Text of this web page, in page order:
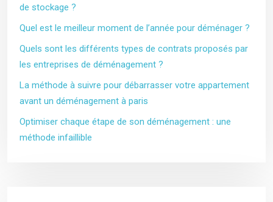
de stockage ?
Quel est le meilleur moment de l’année pour déménager ?
Quels sont les différents types de contrats proposés par
les entreprises de déménagement ?
La méthode à suivre pour débarrasser votre appartement
avant un déménagement à paris
Optimiser chaque étape de son déménagement : une
méthode infaillible